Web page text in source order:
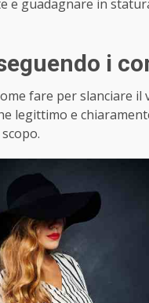
guadagnare in
i
fare per slanciare
legittimo e